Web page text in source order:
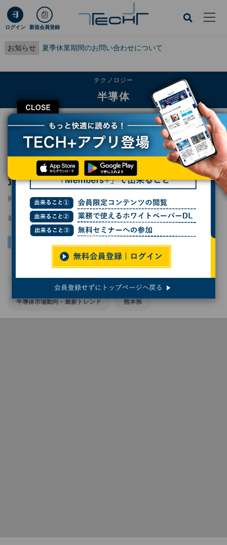
ログイン 新規会員登録
お知らせ 夏季休業期間のお問い合わせについて
CLOSE
テクノロジー
半導体
TECH+ テクノロジー
半導体
エア・ウォーター、熊本県大津町に半導体関連事業のグループ複合拠点を開所
エア・ウォーター、熊本県大津町に半導体関
連事業のグループ複合拠点を開所
掲載日 2025/05/28 20:31
著者： 小林行雄
日本の半導体業界 半導体材料
半導体市場動向 - 最新トレンド 熊本県